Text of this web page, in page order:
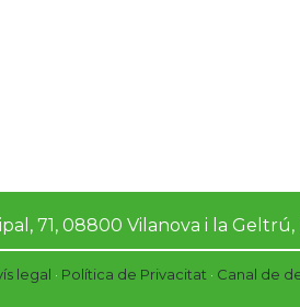
71, 08800 Vilanova i la
legal · Política de Privacitat · Canal de